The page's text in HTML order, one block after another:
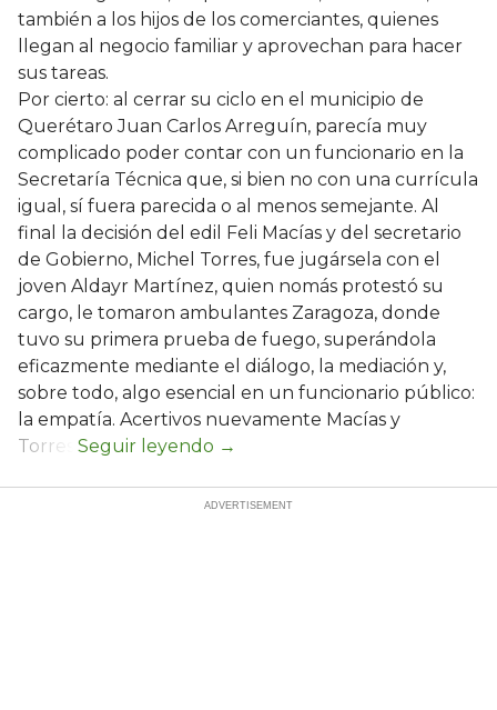
también a los hijos de los comerciantes, quienes
llegan al negocio familiar y aprovechan para hacer
sus tareas.
Por cierto: al cerrar su ciclo en el municipio de
Querétaro Juan Carlos Arreguín, parecía muy
complicado poder contar con un funcionario en la
Secretaría Técnica que, si bien no con una currícula
igual, sí fuera parecida o al menos semejante. Al
final la decisión del edil Feli Macías y del secretario
de Gobierno, Michel Torres, fue jugársela con el
joven Aldayr Martínez, quien nomás protestó su
cargo, le tomaron ambulantes Zaragoza, donde
tuvo su primera prueba de fuego, superándola
eficazmente mediante el diálogo, la mediación y,
sobre todo, algo esencial en un funcionario público:
la empatía. Acertivos nuevamente Macías y
Torres.